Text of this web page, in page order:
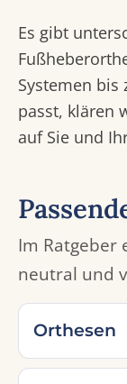
Es gibt
Systemen bis
passt, klären
auf Sie und
Im Ratgeber
neutral und
Orthesen